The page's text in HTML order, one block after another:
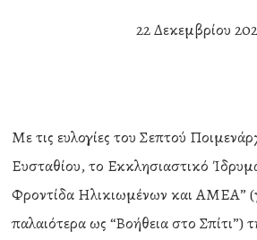
22 Δεκεμβρίου
Με τις ευλογίες του Σεπτού
Ευσταθίου, το Εκκλησιαστικό
Φροντίδα Ηλικιωμένων και ΑΜΕΑ”
παλαιότερα ως “Βοήθεια στο Σπίτι”)